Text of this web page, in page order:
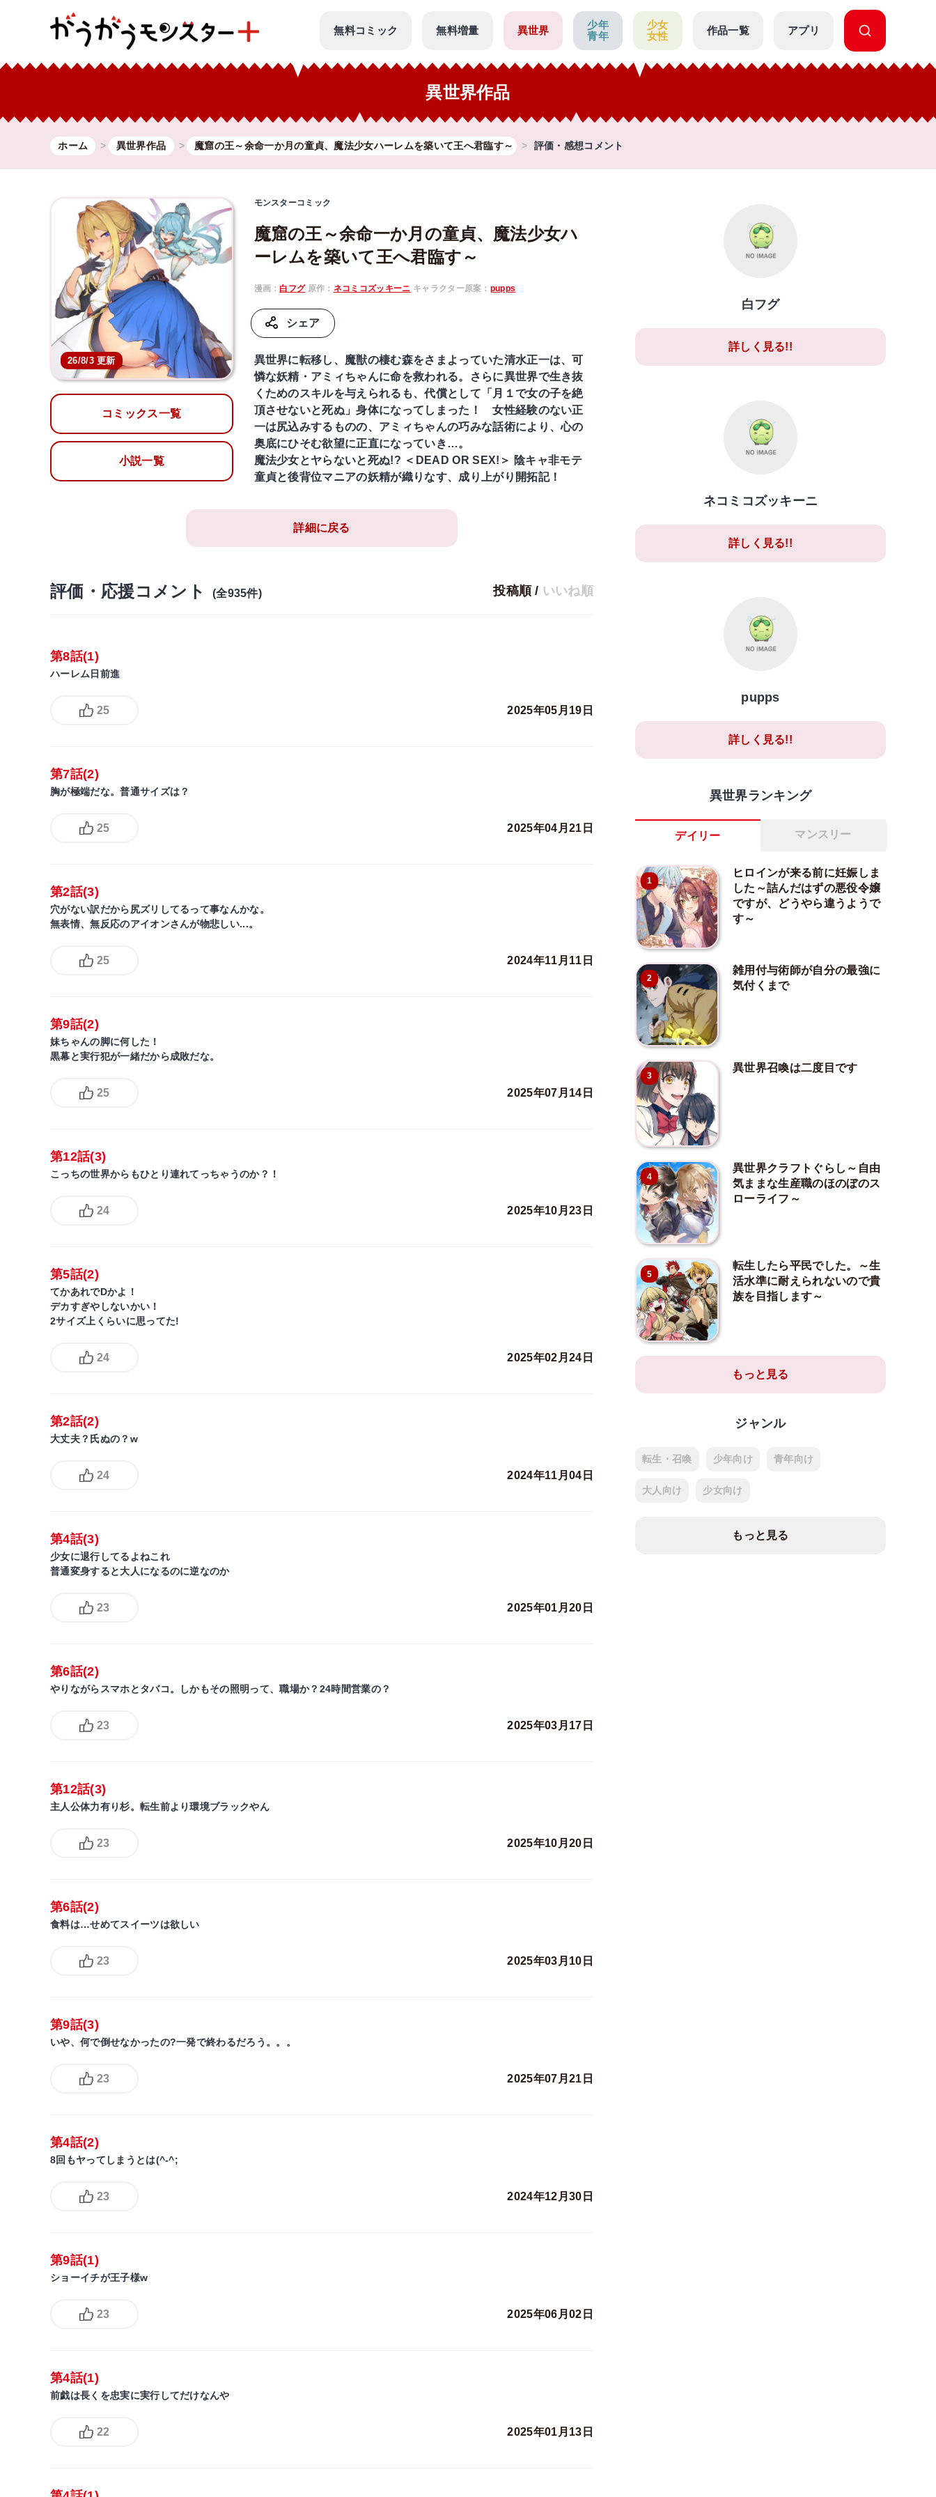
無料コミック 無料増量 異世界
少年
青年
少女
女性
作品一覧 アプリ
異世界作品
ホーム 異世界作品 魔窟の王～余命一か月の童貞、魔法少女ハーレムを築いて王へ君臨す～ 評価・感想コメント
26/8/3 更新
コミックス一覧
小説一覧
モンスターコミック
魔窟の王～余命一か月の童貞、魔法少女ハ
ーレムを築いて王へ君臨す～
漫画：白フグ原作： ネコミコズッキーニ キャラクター原案： pupps
シェア
異世界に転移し、魔獣の棲む森をさまよっていた清水正一は、可
憐な妖精・アミィちゃんに命を救われる。さらに異世界で生き抜
くためのスキルを与えられるも、代償として「月１で女の子を絶
頂させないと死ぬ」身体になってしまった！ 女性経験のない正
一は尻込みするものの、アミィちゃんの巧みな話術により、心の
奥底にひそむ欲望に正直になっていき…。
魔法少女とヤらないと死ぬ!? ＜DEAD OR SEX!＞ 陰キャ非モテ
童貞と後背位マニアの妖精が織りなす、成り上がり開拓記！
詳細に戻る
評価・応援コメント (全935件) 投稿順 / いいね順
第8話(1)
ハーレム日前進
25 2025年05月19日
第7話(2)
胸が極端だな。普通サイズは？
25 2025年04月21日
第2話(3)
穴がない訳だから尻ズリしてるって事なんかな。
無表情、無反応のアイオンさんが物悲しい...。
25 2024年11月11日
第9話(2)
妹ちゃんの脚に何した！
黒幕と実行犯が一緒だから成敗だな。
25 2025年07月14日
第12話(3)
こっちの世界からもひとり連れてっちゃうのか？！
24 2025年10月23日
第5話(2)
てかあれでDかよ！
デカすぎやしないかい！
2サイズ上くらいに思ってた!
24 2025年02月24日
第2話(2)
大丈夫？氏ぬの？w
24 2024年11月04日
第4話(3)
少女に退行してるよねこれ
普通変身すると大人になるのに逆なのか
23 2025年01月20日
第6話(2)
やりながらスマホとタバコ。しかもその照明って、職場か？24時間営業の？
23 2025年03月17日
第12話(3)
主人公体力有り杉。転生前より環境ブラックやん
23 2025年10月20日
第6話(2)
食料は…せめてスイーツは欲しい
23 2025年03月10日
第9話(3)
いや、何で倒せなかったの?一発で終わるだろう。。。
23 2025年07月21日
第4話(2)
8回もヤってしまうとは(^-^;
23 2024年12月30日
第9話(1)
ショーイチが王子様w
23 2025年06月02日
第4話(1)
前戯は長くを忠実に実行してだけなんや
22 2025年01月13日
白フグ
詳しく見る!!
ネコミコズッキーニ
詳しく見る!!
pupps
詳しく見る!!
異世界ランキング
デイリー マンスリー
1
ヒロインが来る前に妊娠しま
した～詰んだはずの悪役令嬢
ですが、どうやら違うようで
す～
2
雑用付与術師が自分の最強に
気付くまで
3
異世界召喚は二度目です
4
異世界クラフトぐらし～自由
気ままな生産職のほのぼのス
ローライフ～
5
転生したら平民でした。～生
活水準に耐えられないので貴
族を目指します～
もっと見る
ジャンル
転生・召喚 少年向け 青年向け
大人向け 少女向け
もっと見る